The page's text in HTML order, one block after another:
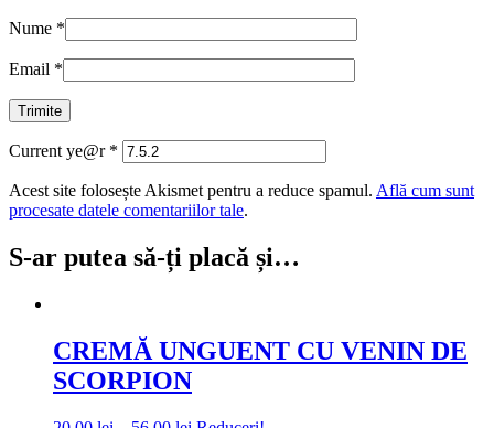
Nume *
Email *
Current ye@r *
Acest site folosește Akismet pentru a reduce spamul. Află cum sunt
procesate datele comentariilor tale.
S-ar putea să-ți placă și…
CREMĂ UNGUENT CU VENIN DE
SCORPION